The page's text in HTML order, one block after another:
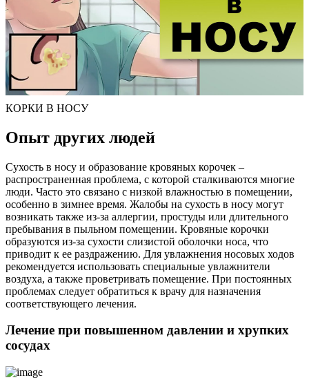
КОРКИ В НОСУ
Опыт других людей
Сухость в носу и образование кровяных корочек –
распространенная проблема, с которой сталкиваются многие
люди. Часто это связано с низкой влажностью в помещении,
особенно в зимнее время. Жалобы на сухость в носу могут
возникать также из-за аллергии, простуды или длительного
пребывания в пыльном помещении. Кровяные корочки
образуются из-за сухости слизистой оболочки носа, что
приводит к ее раздражению. Для увлажнения носовых ходов
рекомендуется использовать специальные увлажнители
воздуха, а также проветривать помещение. При постоянных
проблемах следует обратиться к врачу для назначения
соответствующего лечения.
Лечение при повышенном давлении и хрупких
сосудах